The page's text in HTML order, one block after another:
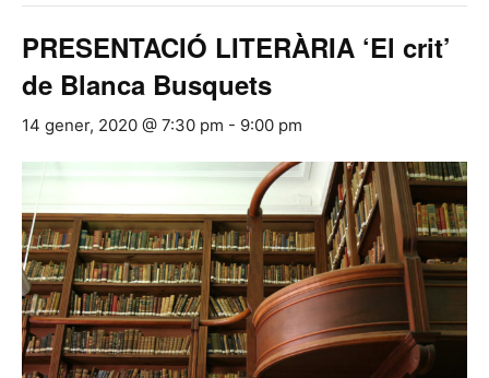
PRESENTACIÓ LITERÀRIA ‘El crit’
de Blanca Busquets
14 gener, 2020 @ 7:30 pm - 9:00 pm